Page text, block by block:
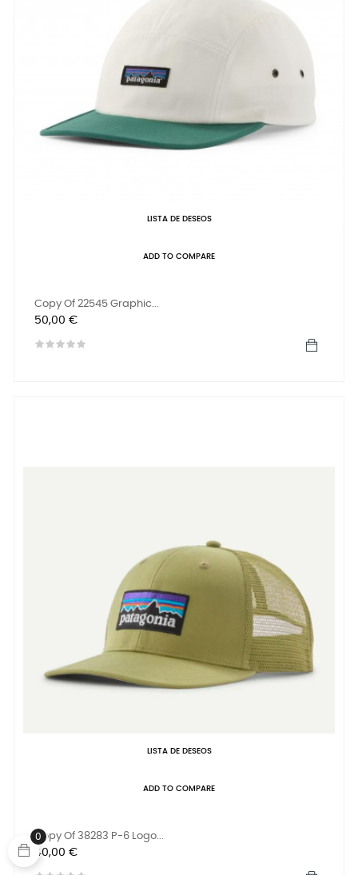
LISTA DE DESEOS
ADD TO COMPARE
Copy Of 22545 Graphic...
Precio
50,00 €
LISTA DE DESEOS
ADD TO COMPARE
Copy Of 38283 P-6 Logo...
Precio
40,00 €
0